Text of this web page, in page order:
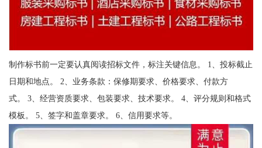
制作标书前一定要认真阅读招标文件，标注关键信息。 1、投标截止
日期和地点。 2、业务条款：保修期要求、价格要求、付款方
式。 3、经营资质要求、包装要求、技术要求。 4、评分规则和格式
模板。 5、签字和盖章要求。 6、信用要求等。